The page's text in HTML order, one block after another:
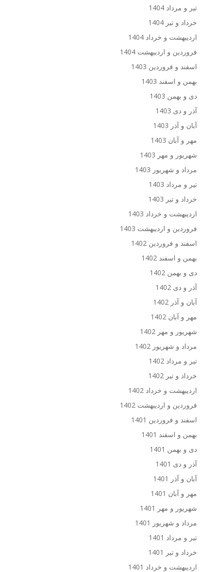
تیر و مرداد 1404
خرداد و تیر 1404
اردیبهشت و خرداد 1404
فروردین و اردیبهشت 1404
اسفند و فروردین 1403
بهمن و اسفند 1403
دی و بهمن 1403
آذر و دی 1403
آبان و آذر 1403
مهر و آبان 1403
شهریور و مهر 1403
مرداد و شهریور 1403
تیر و مرداد 1403
خرداد و تیر 1403
اردیبهشت و خرداد 1403
فروردین و اردیبهشت 1403
اسفند و فروردین 1402
بهمن و اسفند 1402
دی و بهمن 1402
آذر و دی 1402
آبان و آذر 1402
مهر و آبان 1402
شهریور و مهر 1402
مرداد و شهریور 1402
تیر و مرداد 1402
خرداد و تیر 1402
اردیبهشت و خرداد 1402
فروردین و اردیبهشت 1402
اسفند و فروردین 1401
بهمن و اسفند 1401
دی و بهمن 1401
آذر و دی 1401
آبان و آذر 1401
مهر و آبان 1401
شهریور و مهر 1401
مرداد و شهریور 1401
تیر و مرداد 1401
خرداد و تیر 1401
اردیبهشت و خرداد 1401